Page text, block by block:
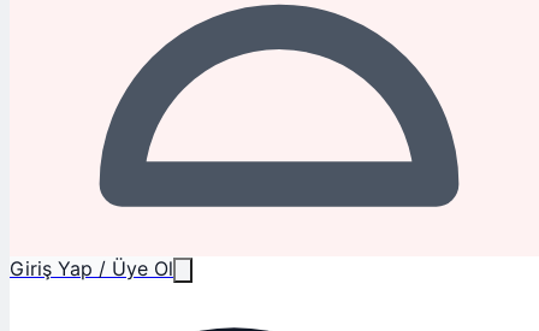
Giriş Yap / Üye Ol